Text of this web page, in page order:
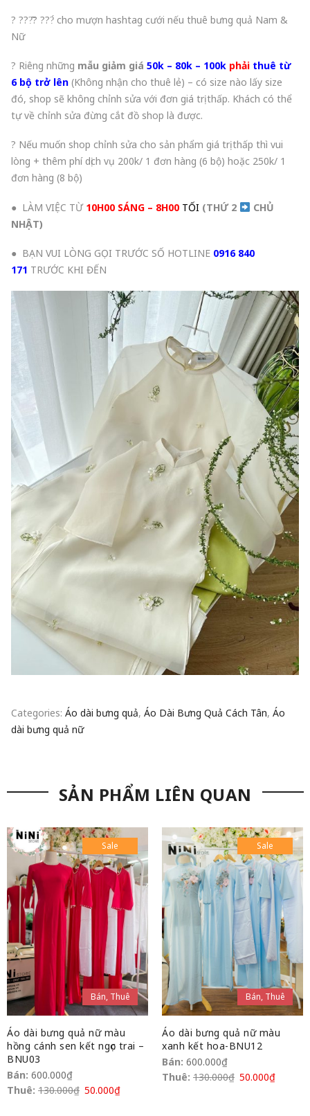
? ???̂̃? ???́ cho mượn hashtag cưới nếu thuê bưng quả Nam &
Nữ
? Riêng những mẫu giảm giá 50k – 80k – 100k phải thuê từ
6 bộ trở lên (Không nhận cho thuê lẻ) – có size nào lấy size
đó, shop sẽ không chỉnh sửa với đơn giá trị thấp. Khách có thể
tự về chỉnh sửa đừng cắt đồ shop là được.
? Nếu muốn shop chỉnh sửa cho sản phẩm giá trị thấp thì vui
lòng + thêm phí dịch vụ 200k/ 1 đơn hàng (6 bộ) hoặc 250k/ 1
đơn hàng (8 bộ)
● LÀM VIỆC TỪ 10H00 SÁNG – 8H00 TỐI (THỨ 2
CHỦ
NHẬT)
● BẠN VUI LÒNG GỌI TRƯỚC SỐ HOTLINE 0916 840
171 TRƯỚC KHI ĐẾN
Categories: Áo dài bưng quả, Áo Dài Bưng Quả Cách Tân, Áo
dài bưng quả nữ
SẢN PHẨM LIÊN QUAN
Bán, Thuê
Sale
Áo dài bưng quả nữ màu
hồng cánh sen kết ngọc trai –
BNU03
Bán: 600.000₫
Thuê: 130.000₫ 50.000₫
Bán, Thuê
Sale
Áo dài bưng quả nữ màu
xanh kết hoa-BNU12
Bán: 600.000₫
Thuê: 130.000₫ 50.000₫